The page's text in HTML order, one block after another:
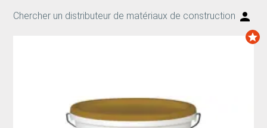
Chercher un distributeur de matériaux de construction